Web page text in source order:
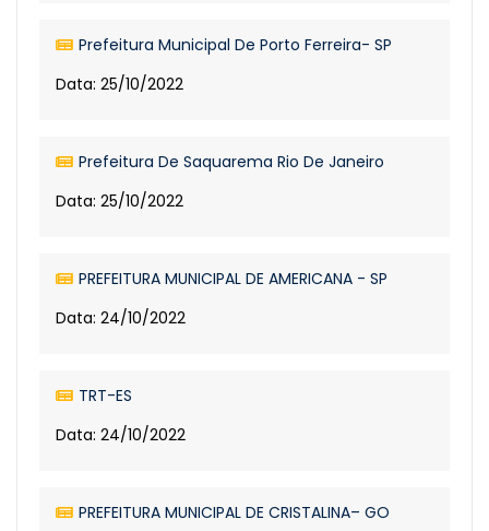
Prefeitura Municipal De Porto Ferreira- SP
Data: 25/10/2022
Prefeitura De Saquarema Rio De Janeiro
Data: 25/10/2022
PREFEITURA MUNICIPAL DE AMERICANA - SP
Data: 24/10/2022
TRT-ES
Data: 24/10/2022
PREFEITURA MUNICIPAL DE CRISTALINA– GO